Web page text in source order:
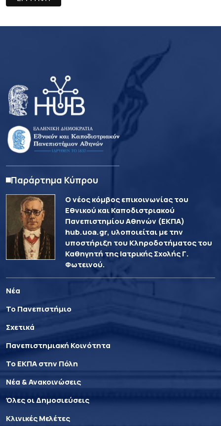
Παράρτημα Κύπρου
Ο νέος κόμβος επικοινωνίας του
Εθνικού και Καποδιστριακού
Πανεπιστημίου Αθηνών (ΕΚΠΑ)
hub.uoa.gr, υλοποιείται με την
υποστήριξη του Κληροδοτήματος του
Καθηγητή της Ιατρικής Σχολής Γ.
Φωτεινού.
Νέα
Το Πανεπιστήμιο
Σχετικά
Πανεπιστημιακή Κοινότητα
Το ΕΚΠΑ στην Πόλη
Νέα & Ανακοινώσεις
Όλες οι Δημοσιεύσεις
Κλινικές Μελέτες